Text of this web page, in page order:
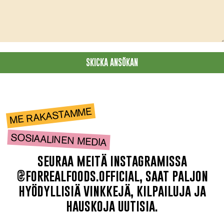
SKICKA ANSÖKAN
ME RAKASTAMME
SOSIAALINEN MEDIA
seuraa meitä instagramissa
@forrealfoods.official, saat paljon
hyödyllisiä vinkkejä, kilpailuja ja
hauskoja uutisia.